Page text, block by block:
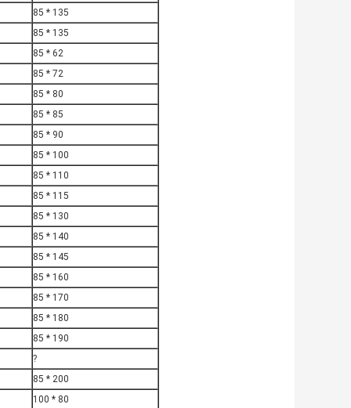
85 * 135
85 * 135
85 * 62
85 * 72
85 * 80
85 * 85
85 * 90
85 * 100
85 * 110
85 * 115
85 * 130
85 * 140
85 * 145
85 * 160
85 * 170
85 * 180
85 * 190
?
85 * 200
100 * 80